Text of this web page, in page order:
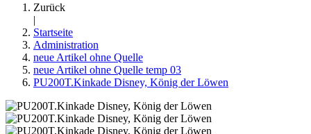
Zurück
|
Startseite
Administration
neue Artikel ohne Quelle
neue Artikel ohne Quelle temp 03
PU200T.Kinkade Disney, König der Löwen